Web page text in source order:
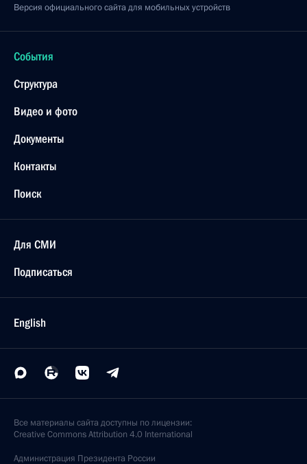
Версия официального сайта для мобильных устройств
События
Структура
Видео и фото
Документы
Контакты
Поиск
Для СМИ
Подписаться
English
Все материалы сайта доступны по лицензии:
Creative Commons Attribution 4.0 International
Администрация Президента России